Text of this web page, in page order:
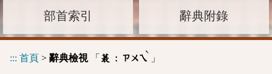
部首索引 辭典附錄
::: 首頁 > 辭典檢視「 蕞 : ㄗㄨㄟ
ˋ
」